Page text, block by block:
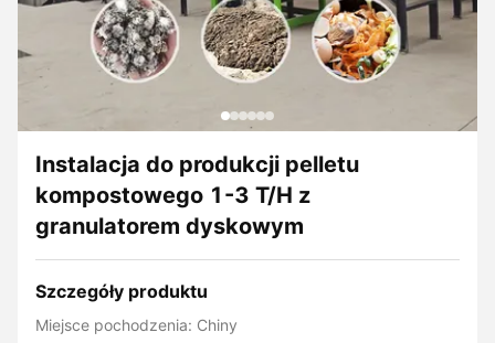
Instalacja do produkcji pelletu
kompostowego 1-3 T/H z
granulatorem dyskowym
Szczegóły produktu
Miejsce pochodzenia: Chiny